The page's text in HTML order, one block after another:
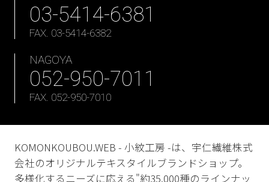
03-5414-6381
FAX. 03-5414-6382
NAGOYA
052-950-7011
FAX. 052-950-7010
KOMONKOUBOU.WEB - 小紋工房 -は、宇仁繊維株式
会社のオリジナルテキスタイルブランドショップ。
多様化するニーズに応える"約35,000種のラインナッ